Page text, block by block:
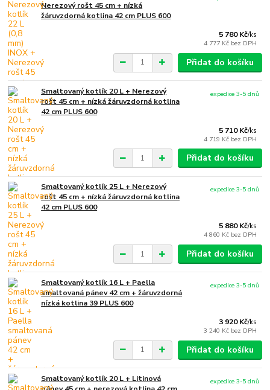
Nerezový rošt 45 cm + nízká
žáruvzdorná kotlina 42 cm PLUS 600
5 780 Kč/ks
4 777 Kč bez DPH
Přidat do košíku
Smaltovaný kotlík 20 L + Nerezový
rošt 45 cm + nízká žáruvzdorná kotlina
42 cm PLUS 600
5 710 Kč/ks
4 719 Kč bez DPH
expedice 3-5 dnů
Přidat do košíku
Smaltovaný kotlík 25 L + Nerezový
rošt 45 cm + nízká žáruvzdorná kotlina
42 cm PLUS 600
5 880 Kč/ks
4 860 Kč bez DPH
expedice 3-5 dnů
Přidat do košíku
Smaltovaný kotlík 16 L + Paella
smaltovaná pánev 42 cm + žáruvzdorná
nízká kotlina 39 PLUS 600
3 920 Kč/ks
3 240 Kč bez DPH
expedice 3-5 dnů
Přidat do košíku
Smaltovaný kotlík 20 L + Litinová
expedice 3-5 dnů